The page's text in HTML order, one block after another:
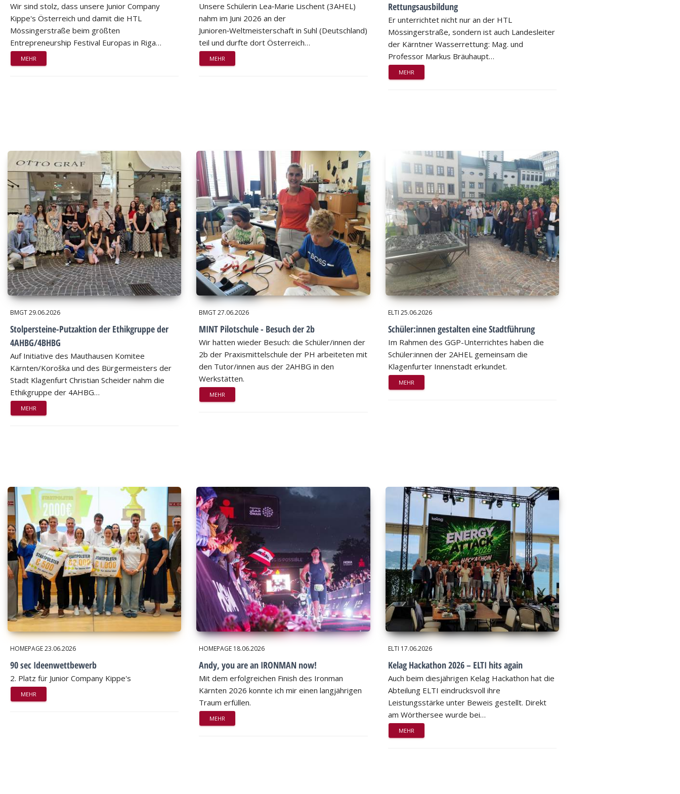
Wir sind stolz, dass unsere Junior Company
Kippe's Österreich und damit die HTL
Mössingerstraße beim größten
Entrepreneurship Festival Europas in Riga…
MEHR
Unsere Schülerin Lea‑Marie Lischent (3AHEL)
nahm im Juni 2026 an der
Junioren‑Weltmeisterschaft in Suhl (Deutschland)
teil und durfte dort Österreich…
MEHR
Rettungsausbildung
Er unterrichtet nicht nur an der HTL
Mössingerstraße, sondern ist auch Landesleiter
der Kärntner Wasserrettung: Mag. und
Professor Markus Bräuhaupt…
MEHR
BMGT29.06.2026
Stolpersteine-Putzaktion der Ethikgruppe der
4AHBG/4BHBG
Auf Initiative des Mauthausen Komitee
Kärnten/Koroška und des Bürgermeisters der
Stadt Klagenfurt Christian Scheider nahm die
Ethikgruppe der 4AHBG…
MEHR
BMGT27.06.2026
MINT Pilotschule - Besuch der 2b
Wir hatten wieder Besuch: die Schüler/innen der
2b der Praxismittelschule der PH arbeiteten mit
den Tutor/innen aus der 2AHBG in den
Werkstätten.
MEHR
ELTI 25.06.2026
Schüler:innen gestalten eine Stadtführung
Im Rahmen des GGP-Unterrichtes haben die
Schüler:innen der 2AHEL gemeinsam die
Klagenfurter Innenstadt erkundet.
MEHR
HOMEPAGE23.06.2026
90 sec Ideenwettbewerb
2. Platz für Junior Company Kippe's
MEHR
HOMEPAGE 18.06.2026
Andy, you are an IRONMAN now!
Mit dem erfolgreichen Finish des Ironman
Kärnten 2026 konnte ich mir einen langjährigen
Traum erfüllen.
MEHR
ELTI 17.06.2026
Kelag Hackathon 2026 – ELTI hits again
Auch beim diesjährigen Kelag Hackathon hat die
Abteilung ELTI eindrucksvoll ihre
Leistungsstärke unter Beweis gestellt. Direkt
am Wörthersee wurde bei…
MEHR